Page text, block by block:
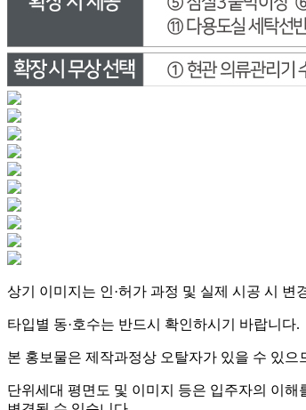
상기 이미지는 인·허가 과정 및 실제 시공 시
타입별 동·호수는 반드시 확인하시기 바랍니다.
본 홍보물은 제작과정상 오탈자가 있을 수 있
단위세대 평면도 및 이미지 등은 입주자의 이